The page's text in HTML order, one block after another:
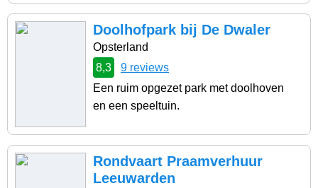
Doolhofpark bij De Dwaler
Opsterland
8,3
9 reviews
Een ruim opgezet park met doolhoven
en een speeltuin.
Rondvaart Praamverhuur
Leeuwarden